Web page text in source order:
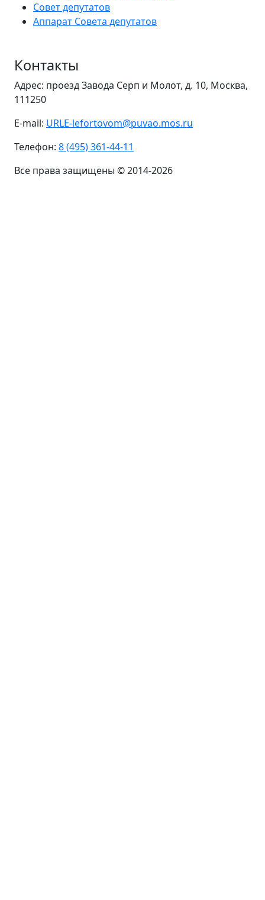
Совет депутатов
Аппарат Совета депутатов
Контакты
Адрес: проезд Завода Серп и Молот, д. 10, Москва,
111250
E-mail: URLE-lefortovom@puvao.mos.ru
Телефон: 8 (495) 361-44-11
Все права защищены © 2014-2026